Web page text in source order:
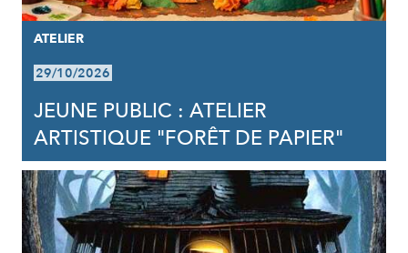
ATELIER
29/10/2026
JEUNE PUBLIC : ATELIER
ARTISTIQUE "FORÊT DE PAPIER"